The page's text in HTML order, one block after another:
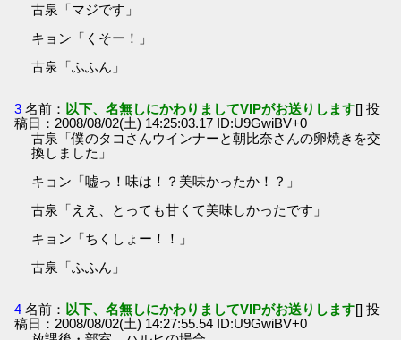
古泉「マジです」
キョン「くそー！」
古泉「ふふん」
3 名前： 以下、名無しにかわりましてVIPがお送りします[] 投
稿日：2008/08/02(土) 14:25:03.17 ID:U9GwiBV+0
古泉「僕のタコさんウインナーと朝比奈さんの卵焼きを交
換しました」
キョン「嘘っ！味は！？美味かったか！？」
古泉「ええ、とっても甘くて美味しかったです」
キョン「ちくしょー！！」
古泉「ふふん」
4 名前： 以下、名無しにかわりましてVIPがお送りします[] 投
稿日：2008/08/02(土) 14:27:55.54 ID:U9GwiBV+0